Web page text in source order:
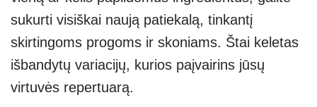
sukurti visiškai naują patiekalą, tinkantį
skirtingoms progoms ir skoniams. Štai keletas
išbandytų variacijų, kurios paįvairins jūsų
virtuvės repertuarą.